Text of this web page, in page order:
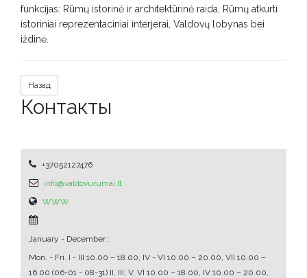
funkcijas: Rūmų istorinė ir architektūrinė raida, Rūmų atkurti
istoriniai reprezentaciniai interjerai, Valdovų lobynas bei
iždinė.
Назад
Контакты
+37052127476
info@valdovurumai.lt
WWW
January - December :
Mon. - Fri. I - III 10.00 – 18.00, IV - VI 10.00 – 20.00, VII 10.00 –
16.00 (06-01 - 08-31) II, III, V, VI 10.00 – 18.00, IV 10.00 – 20.00,